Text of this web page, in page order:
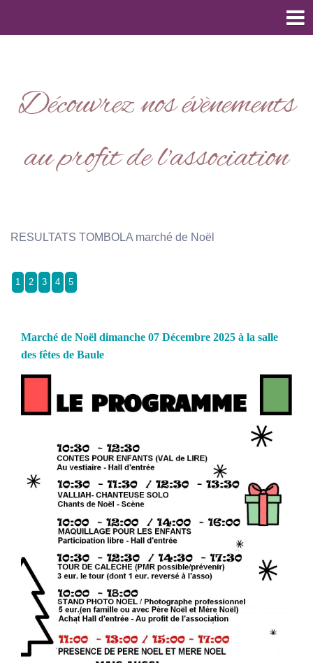
Découvrez nos évènements
au profit de l'association
RESULTATS TOMBOLA marché de Noël
1 2 3 4 5
Marché de Noël dimanche 07 Décembre 2025 à la salle
des fêtes de Baule